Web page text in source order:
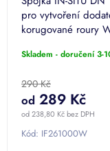
pro vytvoření
korugované roury
Skladem - doručení 3-
290 Kč
od 238,80 Kč bez DPH
od 289 Kč
Kód: IF261000W